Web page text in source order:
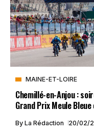
MAINE-ET-LOIRE
Chemillé-en-Anjou :
Grand Prix Meule
By La Rédaction 20/02/